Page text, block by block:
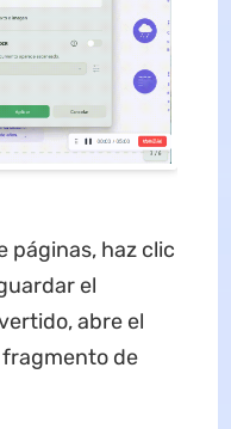
páginas, haz clic
el
abre el
de